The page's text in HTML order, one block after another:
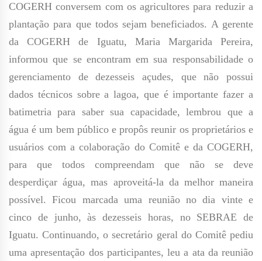
COGERH conversem com os agricultores para reduzir a
plantação para que todos sejam beneficiados. A gerente
da COGERH de Iguatu, Maria Margarida Pereira,
informou que se encontram em sua responsabilidade o
gerenciamento de dezesseis açudes, que não possui
dados técnicos sobre a lagoa, que é importante fazer a
batimetria para saber sua capacidade, lembrou que a
água é um bem público e propôs reunir os proprietários e
usuários com a colaboração do Comitê e da COGERH,
para que todos compreendam que não se deve
desperdiçar água, mas aproveitá-la da melhor maneira
possível. Ficou marcada uma reunião no dia vinte e
cinco de junho, às dezesseis horas, no SEBRAE de
Iguatu. Continuando, o secretário geral do Comitê pediu
uma apresentação dos participantes, leu a ata da reunião